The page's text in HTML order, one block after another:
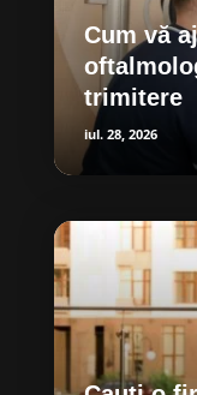
Cum vă
trimitere
iul. 28, 2026